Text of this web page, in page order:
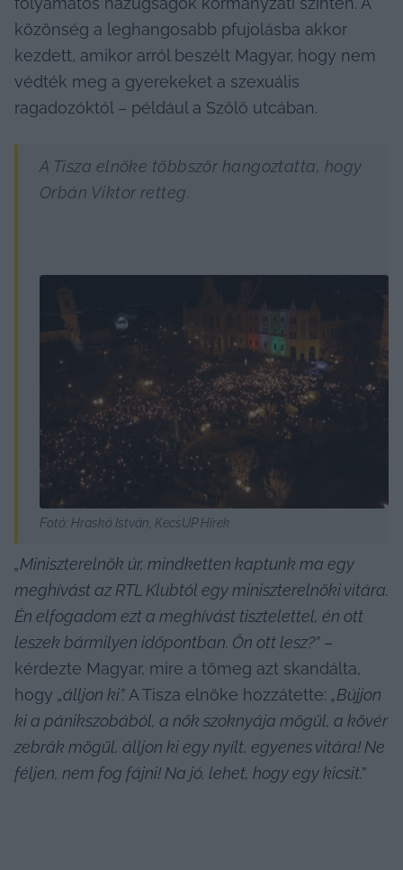
közönség a leghangosabb pfujolásba akkor
kezdett, amikor arról beszélt Magyar, hogy nem
védték meg a gyerekeket a szexuális
ragadozóktól – például a Szőlő utcában.
A Tisza elnöke többször hangoztatta, hogy
Orbán Viktor retteg.
Fotó: Hraskó István, KecsUP Hírek
„Miniszterelnök úr, mindketten kaptunk ma egy
meghívást az RTL Klubtól egy miniszterelnöki vitára.
Én elfogadom ezt a meghívást tisztelettel, én ott
leszek bármilyen időpontban. Ön ott lesz?” –
kérdezte Magyar, mire a tömeg azt skandálta,
hogy „álljon ki”. A Tisza elnöke hozzátette: „Bújjon
ki a pánikszobából, a nők szoknyája mögül, a kövér
zebrák mögül, álljon ki egy nyílt, egyenes vitára! Ne
féljen, nem fog fájni! Na jó, lehet, hogy egy kicsit.”